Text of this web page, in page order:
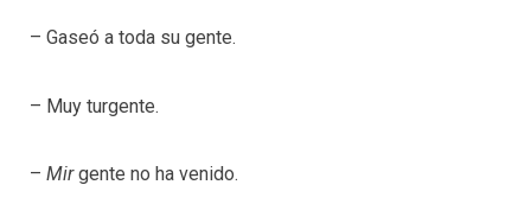
– Gaseó a toda su gente.
– Muy turgente.
– Mirgente no ha venido.